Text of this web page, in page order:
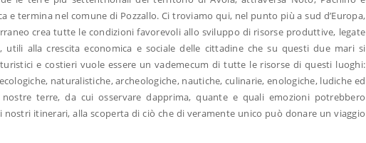
e termina nel comune di Pozzallo. Ci troviamo qui, nel punto più a sud d’Europa,
crea tutte le condizioni favorevoli allo sviluppo di risorse produttive, legate
utili alla crescita economica e sociale delle cittadine che su questi due mari si
e costieri vuole essere un vademecum di tutte le risorse di questi luoghi:
naturalistiche, archeologiche, nautiche, culinarie, enologiche, ludiche ed
terre, da cui osservare dapprima, quante e quali emozioni potrebbero
nostri itinerari, alla scoperta di ciò che di veramente unico può donare un viaggio